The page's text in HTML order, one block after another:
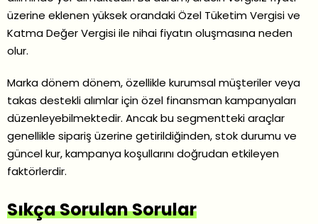
üzerine eklenen yüksek orandaki Özel Tüketim Vergisi ve
Katma Değer Vergisi ile nihai fiyatın oluşmasına neden
olur.
Marka dönem dönem, özellikle kurumsal müşteriler veya
takas destekli alımlar için özel finansman kampanyaları
düzenleyebilmektedir. Ancak bu segmentteki araçlar
genellikle sipariş üzerine getirildiğinden, stok durumu ve
güncel kur, kampanya koşullarını doğrudan etkileyen
faktörlerdir.
Sıkça Sorulan Sorular